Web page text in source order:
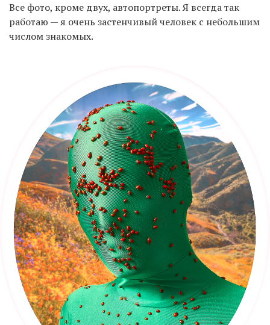
Все фото, кроме двух, автопортреты. Я всегда так
работаю — я очень застенчивый человек с небольшим
числом знакомых.